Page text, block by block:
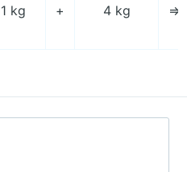
1 kg + 4 kg =>